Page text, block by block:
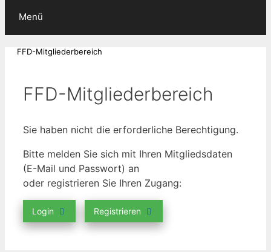
Menü
FFD-Mitgliederbereich
FFD-Mitgliederbereich
Sie haben nicht die erforderliche Berechtigung.
Bitte melden Sie sich mit Ihren Mitgliedsdaten
(E-Mail und Passwort) an
oder registrieren Sie Ihren Zugang:
Login Registrieren